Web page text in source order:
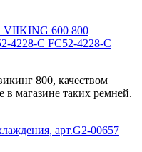
VIIKING 600 800
4228-C FC52-4228-C
800, качеством
в магазине таких ремней.
арт.G2-00657